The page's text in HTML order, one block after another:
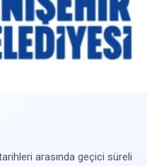
arasında geçici süreli